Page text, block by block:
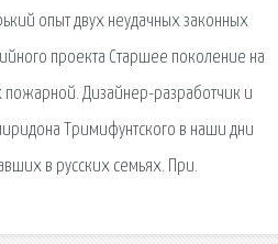
опыт двух неудачных законных
проекта Старшее поколение на
пожарной. Дизайнер-разработчик и
Тримифунтского в наши дни
в русских семьях. При.